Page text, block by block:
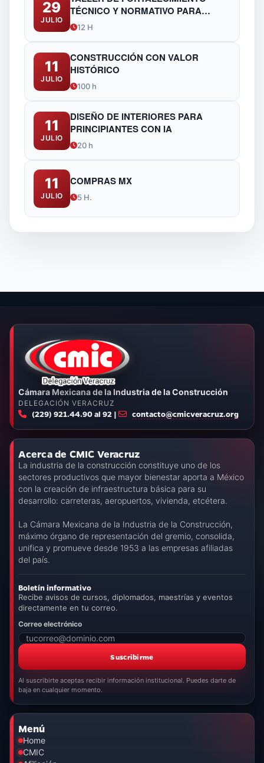
29
JULIO
TÉCNICO Y NORMATIVO PARA
FUNCIONARIOS DE OBRAS
12 H
11
JULIO
CONSTRUCCIÓN CON VALOR
HISTÓRICO
100 h
11
JULIO
DISEÑO DE INTERIORES PARA
PRINCIPIANTES CON IA
20 h
11
JULIO
COMPRAS MX
5 H.
Cámara Mexicana de la Industria de la Construcción
DELEGACIÓN VERACRUZ
(229) 921.44.90 al 92 | contacto@cmicveracruz.org
Acerca de CMIC Veracruz
La industria de la construcción constituye uno de los
sectores productivos que mayor bienestar aporta a México
con la creación de infraestructura básica para su
desarrollo: carreteras, aeropuertos, vivienda, etcétera.
La Cámara Mexicana de la Industria de la Construcción,
máximo órgano de representación del gremio, consolida,
unifica y promueve desde 1953 a las empresas afiliadas
del país.
Boletín informativo
Recibe avisos de cursos, diplomados, maestrías y eventos
directamente en tu correo.
Correo electrónico
Suscribirme
Al suscribirte aceptas recibir información institucional. Puedes darte de
baja en cualquier momento.
Menú
Home
CMIC